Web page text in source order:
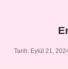
Tarih: Eylül 21,